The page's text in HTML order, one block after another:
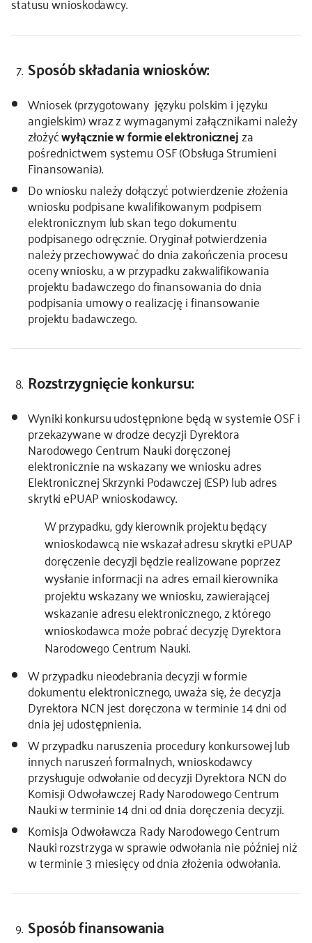
Sposób składania wniosków:
Wniosek (przygotowany języku polskim i języku
angielskim) wraz z wymaganymi załącznikami należy
złożyćwyłącznie w formie elektronicznejza
pośrednictwem systemu OSF (Obsługa Strumieni
Finansowania).
Do wniosku należy dołączyć potwierdzenie złożenia
wniosku podpisane kwalifikowanym podpisem
elektronicznym lub skan tego dokumentu
podpisanego odręcznie. Oryginał potwierdzenia
należy przechowywać do dnia zakończenia procesu
oceny wniosku, a w przypadku zakwalifikowania
projektu badawczego do finansowania do dnia
podpisania umowy o realizację i finansowanie
projektu badawczego.
Rozstrzygnięcie konkursu:
Wyniki konkursu udostępnione będą w systemie OSF i
przekazywane w drodze decyzji Dyrektora
Narodowego Centrum Nauki doręczonej
elektronicznie na wskazany we wniosku adres
Elektronicznej Skrzynki Podawczej (ESP) lub adres
skrytki ePUAP wnioskodawcy.
W przypadku, gdy kierownik projektu będący
wnioskodawcą nie wskazał adresu skrytki ePUAP
doręczenie decyzji będzie realizowane poprzez
wysłanie informacji na adres email kierownika
projektu wskazany we wniosku, zawierającej
wskazanie adresu elektronicznego, z którego
wnioskodawca może pobrać decyzję Dyrektora
Narodowego Centrum Nauki.
W przypadku nieodebrania decyzji w formie
dokumentu elektronicznego, uważa się, że decyzja
Dyrektora NCN jest doręczona w terminie 14 dni od
dnia jej udostępnienia.
W przypadku naruszenia procedury konkursowej lub
innych naruszeń formalnych, wnioskodawcy
przysługuje odwołanie od decyzji Dyrektora NCN do
Komisji Odwoławczej Rady Narodowego Centrum
Nauki w terminie 14 dni od dnia doręczenia decyzji.
Komisja Odwoławcza Rady Narodowego Centrum
Nauki rozstrzyga w sprawie odwołania nie później niż
w terminie 3 miesięcy od dnia złożenia odwołania.
Sposób finansowania